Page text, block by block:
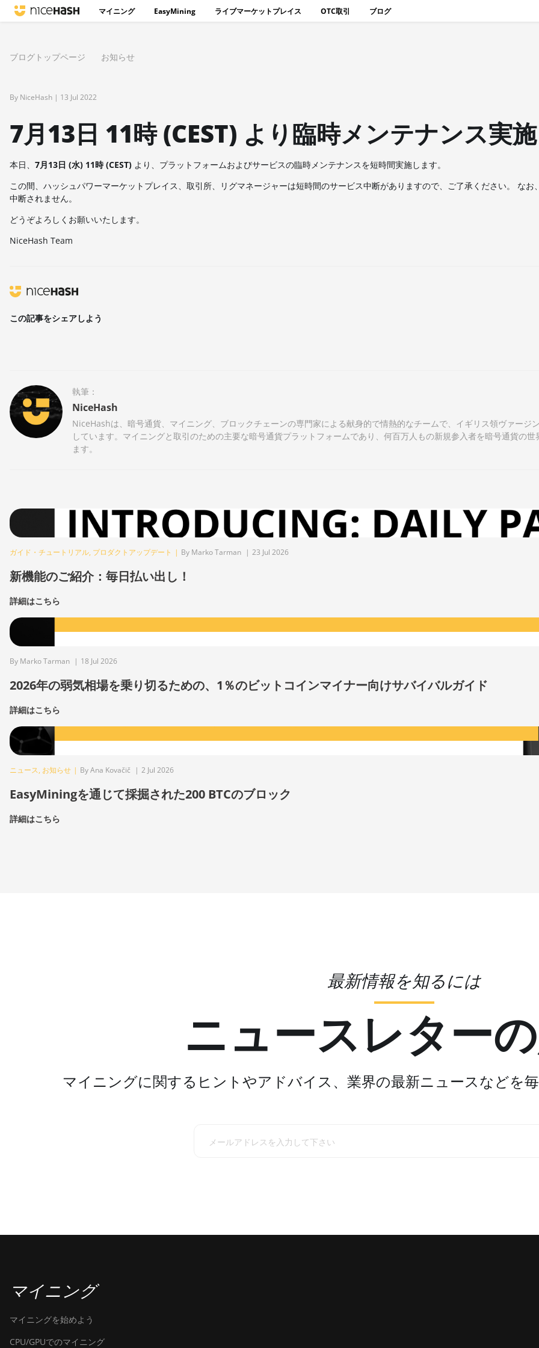
マイニング EasyMining ライブマーケットプレイス OTC取引 ブログ
ブログトップページ お知らせ
By NiceHash | 13 Jul 2022
7月13日 11時 (CEST) より臨時メンテナンス実施
本日、 7月13日 (水) 11時 (CEST) より、プラットフォームおよびサービスの臨時メンテナンスを短時間実施します。
この間、ハッシュパワーマーケットプレイス、取引所、リグマネージャーは短時間のサービス中断がありますので、ご了承ください。 なお
中断されません。
どうぞよろしくお願いいたします。
NiceHash Team
この記事をシェアしよう
執筆：
NiceHash
NiceHashは、暗号通貨、マイニング、ブロックチェーンの専門家による献身的で情熱的なチームで、イギリス領ヴァージ
しています。マイニングと取引のための主要な暗号通貨プラットフォームであり、何百万人もの新規参入者を暗号通貨の世
ます。
ガイド・チュートリアル, プロダクトアップデート | By Marko Tarman | 23 Jul 2026
新機能のご紹介：毎日払い出し！
詳細はこちら
By Marko Tarman | 18 Jul 2026
2026年の弱気相場を乗り切るための、1％のビットコインマイナー向けサバイバルガイド
詳細はこちら
ニュース, お知らせ | By Ana Kovačič | 2 Jul 2026
EasyMiningを通じて採掘された200 BTCのブロック
詳細はこちら
最新情報を知るには
ニュースレター
マイニングに関するヒントやアドバイス、業界の最新ニュースなどを
マイニング
マイニングを始めよう
CPU/GPUでのマイニング